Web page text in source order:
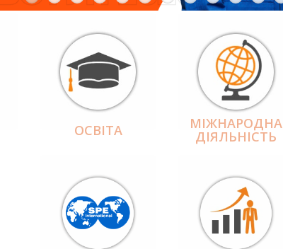
ОСВІТА МІЖНАРОДНА
ДІЯЛЬНІCТЬ